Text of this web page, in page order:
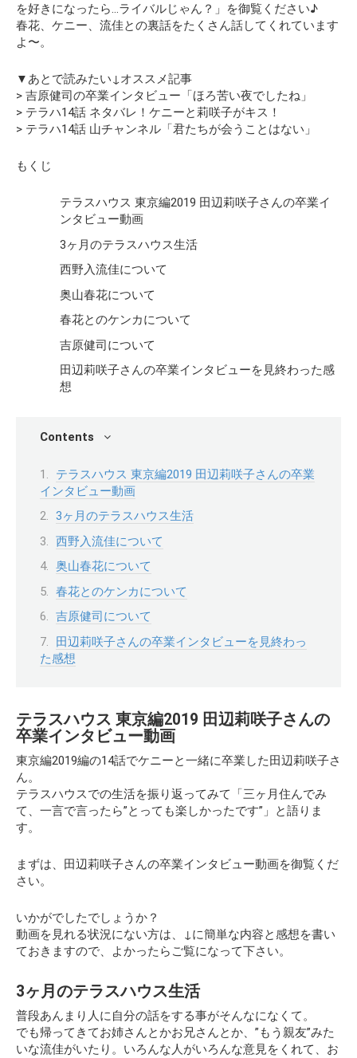
を好きになったら…ライバルじゃん？」
を御覧ください♪
春花、ケニー、流佳との裏話をたくさん話してくれています
よ〜。
▼あとで読みたい↓オススメ記事
> 吉原健司の卒業インタビュー「ほろ苦い夜でしたね」
> テラハ14話 ネタバレ！ケニーと莉咲子がキス！
> テラハ14話 山チャンネル「君たちが会うことはない」
もくじ
テラスハウス 東京編2019 田辺莉咲子さんの卒業イ
ンタビュー動画
3ヶ月のテラスハウス生活
西野入流佳について
奥山春花について
春花とのケンカについて
吉原健司について
田辺莉咲子さんの卒業インタビューを見終わった感
想
Contents
テラスハウス 東京編2019 田辺莉咲子さんの卒業
インタビュー動画
3ヶ月のテラスハウス生活
西野入流佳について
奥山春花について
春花とのケンカについて
吉原健司について
田辺莉咲子さんの卒業インタビューを見終わっ
た感想
テラスハウス 東京編2019 田辺莉咲子さんの
卒業インタビュー動画
東京編2019編の14話でケニーと一緒に卒業した田辺莉咲子さ
ん。
テラスハウスでの生活を振り返ってみて「三ヶ月住んでみ
て、一言で言ったら”とっても楽しかったです”」と語りま
す。
まずは、田辺莉咲子さんの卒業インタビュー動画を御覧くだ
さい。
いかがでしたでしょうか？
動画を見れる状況にない方は、↓に簡単な内容と感想を書い
ておきますので、よかったらご覧になって下さい。
3ヶ月のテラスハウス生活
普段あんまり人に自分の話をする事がそんなになくて。
でも帰ってきてお姉さんとかお兄さんとか、”もう親友”みた
いな流佳がいたり。いろんな人がいろんな意見をくれて、お